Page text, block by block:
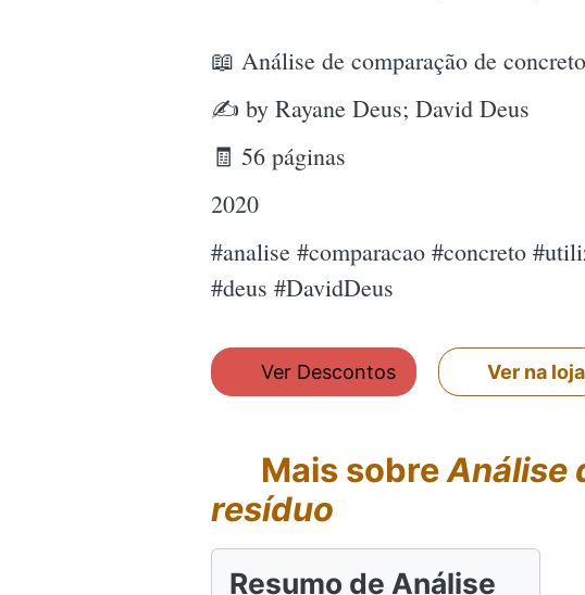
📖 Análise de comparação de
✍ by Rayane Deus; David Deus
🧾 56 páginas
2020
#analise #comparacao #concreto
#deus #DavidDeus
Ver Descontos Ver na loja
Mais sobreAnálise
resíduo
Resumo de Análise